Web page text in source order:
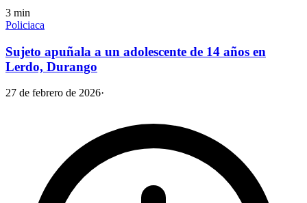
3 min
Policiaca
Sujeto apuñala a un adolescente de 14 años en
Lerdo, Durango
27 de febrero de 2026·